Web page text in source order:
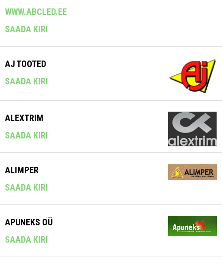
WWW.ABCLED.EE
SAADA KIRI
AJ TOOTED
SAADA KIRI
ALEXTRIM
SAADA KIRI
ALIMPER
SAADA KIRI
APUNEKS OÜ
SAADA KIRI